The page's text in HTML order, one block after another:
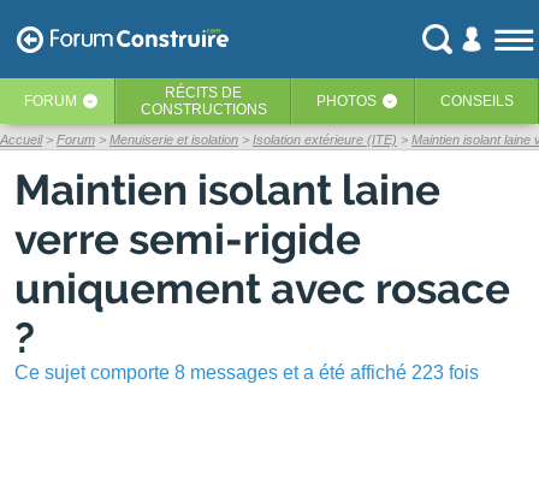
FORUM ‹ RÉCITS DE
CONSTRUCTIONS
PHOTOS ‹ CONSEILS
Accueil Forum Menuiserie et isolation Isolation extérieure (ITE) Maintien isolant laine
Maintien isolant laine
verre semi-rigide
uniquement avec rosace
?
Ce sujet comporte 8 messages et a été affiché 223 fois